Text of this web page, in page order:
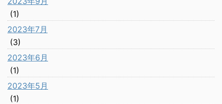
(1)
2023年7月
(3)
2023年6月
(1)
2023年5月
(1)